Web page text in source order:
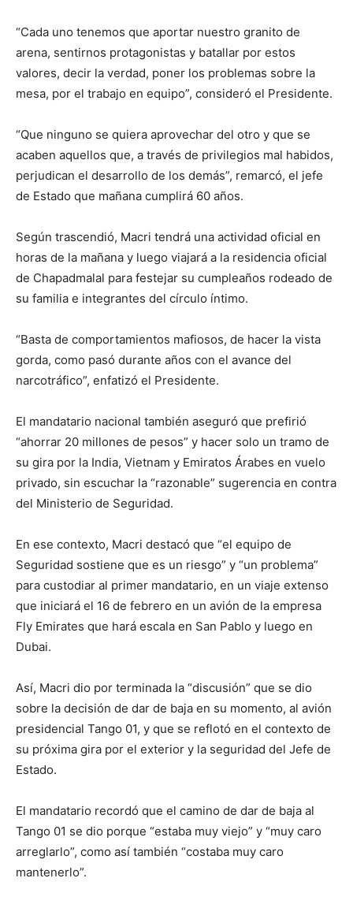
“Cada uno tenemos que aportar nuestro granito de
arena, sentirnos protagonistas y batallar por estos
valores, decir la verdad, poner los problemas sobre la
mesa, por el trabajo en equipo”, consideró el Presidente.
“Que ninguno se quiera aprovechar del otro y que se
acaben aquellos que, a través de privilegios mal habidos,
perjudican el desarrollo de los demás”, remarcó, el jefe
de Estado que mañana cumplirá 60 años.
Según trascendió, Macri tendrá una actividad oficial en
horas de la mañana y luego viajará a la residencia oficial
de Chapadmalal para festejar su cumpleaños rodeado de
su familia e integrantes del círculo íntimo.
“Basta de comportamientos mafiosos, de hacer la vista
gorda, como pasó durante años con el avance del
narcotráfico”, enfatizó el Presidente.
El mandatario nacional también aseguró que prefirió
“ahorrar 20 millones de pesos” y hacer solo un tramo de
su gira por la India, Vietnam y Emiratos Árabes en vuelo
privado, sin escuchar la “razonable” sugerencia en contra
del Ministerio de Seguridad.
En ese contexto, Macri destacó que “el equipo de
Seguridad sostiene que es un riesgo” y “un problema”
para custodiar al primer mandatario, en un viaje extenso
que iniciará el 16 de febrero en un avión de la empresa
Fly Emirates que hará escala en San Pablo y luego en
Dubai.
Así, Macri dio por terminada la “discusión” que se dio
sobre la decisión de dar de baja en su momento, al avión
presidencial Tango 01, y que se reflotó en el contexto de
su próxima gira por el exterior y la seguridad del Jefe de
Estado.
El mandatario recordó que el camino de dar de baja al
Tango 01 se dio porque “estaba muy viejo” y “muy caro
arreglarlo”, como así también “costaba muy caro
mantenerlo”.